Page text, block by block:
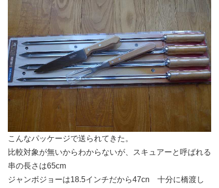
こんなパッケージで送られてきた。
比較対象が無いからわからないが、スキュアーと呼ばれる
串の長さは65cm
ジャンボジョーは18.5インチだから47cn 十分に橋渡し